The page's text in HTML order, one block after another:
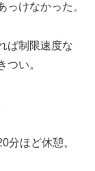
けなかった。
ば制限速度な
つい。
分ほど休憩。